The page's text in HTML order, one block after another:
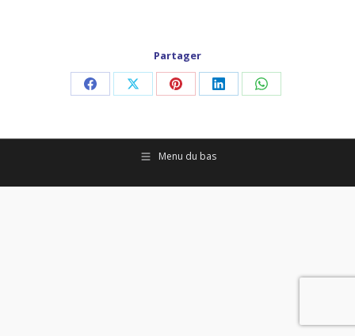
Partager
Partager
Facebook
Partager
X
Partager
Pinterest
Partager
LinkedIn
Partager
WhatsApp
Menu du bas